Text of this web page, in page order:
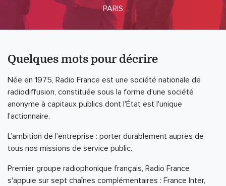
PARIS
Quelques mots pour décrire
Née en 1975, Radio France est une société nationale de
radiodiffusion, constituée sous la forme d'une société
anonyme à capitaux publics dont l'État est l'unique
l'actionnaire.
L’ambition de l’entreprise : porter durablement auprès de
tous nos missions de service public.
Premier groupe radiophonique français, Radio France
s'appuie sur sept chaînes complémentaires : France Inter,